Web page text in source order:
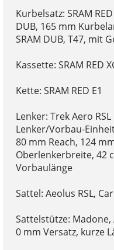
Kurbelsatz: SRAM
DUB, 165 mm
SRAM DUB, T47, mit
Kassette: SRAM RED
Kette: SRAM RED E1
Lenker: Trek Aero
Lenker/Vorbau-
80 mm Reach, 124
Oberlenkerbreite, 42
Vorbaulänge
Sattel: Aeolus RSL,
Sattelstütze:
0 mm Versatz, kurze